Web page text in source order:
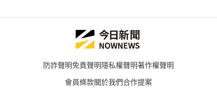
防詐聲明免責聲明隱私權聲明著作權聲明
會員條款關於我們合作提案